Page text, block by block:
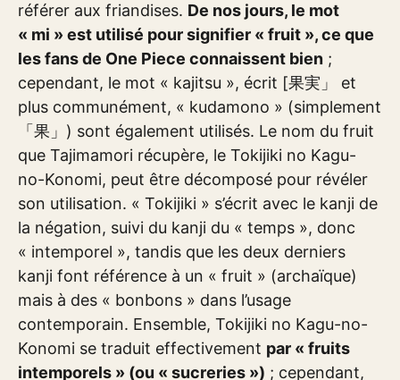
référer aux friandises. De nos jours, le mot
« mi » est utilisé pour signifier « fruit », ce que
les fans de One Piece connaissent bien ;
cependant, le mot « kajitsu », écrit [果実」 et
plus communément, « kudamono » (simplement
「果」) sont également utilisés. Le nom du fruit
que Tajimamori récupère, le Tokijiki no Kagu-
no-Konomi, peut être décomposé pour révéler
son utilisation. « Tokijiki » s’écrit avec le kanji de
la négation, suivi du kanji du « temps », donc
« intemporel », tandis que les deux derniers
kanji font référence à un « fruit » (archaïque)
mais à des « bonbons » dans l’usage
contemporain. Ensemble, Tokijiki no Kagu-no-
Konomi se traduit effectivement par « fruits
intemporels » (ou « sucreries ») ; cependant,